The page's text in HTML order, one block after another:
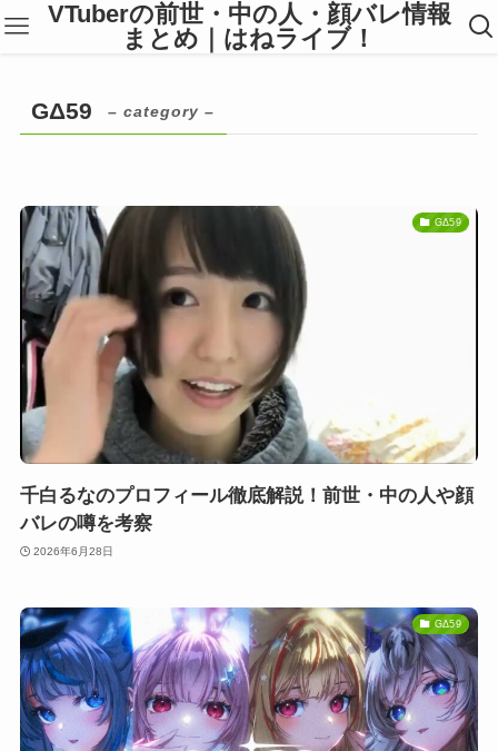
VTuberの前世・中の人・顔バレ情報
まとめ｜はねライブ！
GΔ59 – category –
GΔ59
千白るなのプロフィール徹底解説！前世・中の人や顔
バレの噂を考察
2026年6月28日
GΔ59